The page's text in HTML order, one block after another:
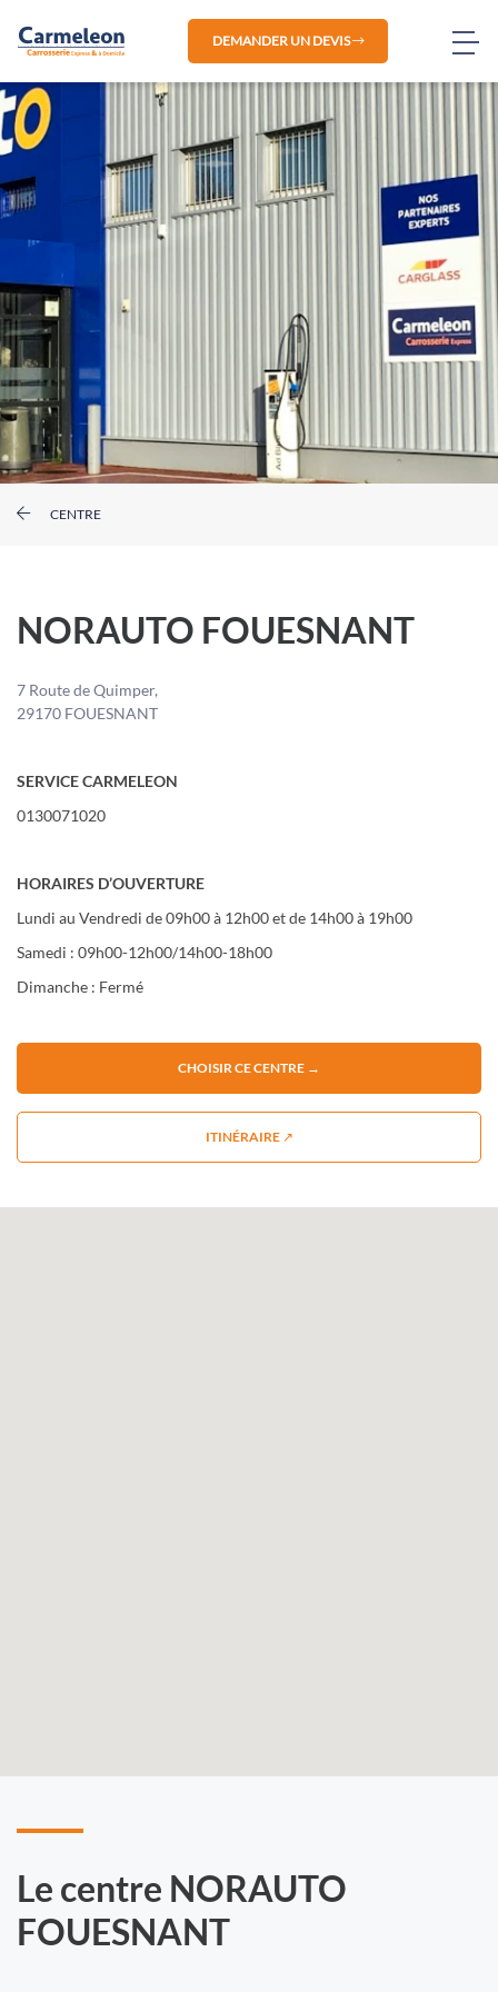
DEMANDER UN DEVIS
CENTRE
NORAUTO FOUESNANT
7 Route de Quimper,
29170 FOUESNANT
SERVICE CARMELEON
0130071020
HORAIRES D’OUVERTURE
Lundi au Vendredi de 09h00 à 12h00 et de 14h00 à 19h00
Samedi : 09h00-12h00/14h00-18h00
Dimanche : Fermé
CHOISIR CE CENTRE →
ITINÉRAIRE ↗
Le centre NORAUTO
FOUESNANT